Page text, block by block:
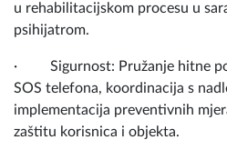
u rehabilitacijskom procesu u
psihijatrom.
· Sigurnost: Pružanje hitne
SOS telefona, koordinacija s
implementacija preventivnih
zaštitu korisnica i objekta.